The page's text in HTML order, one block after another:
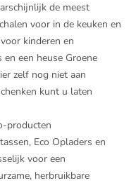
de meest
voor in de keuken en
kinderen en
een heuse Groene
zelf nog niet aan
kunt u laten
producten
Eco Opladers en
voor een
herbruikbare